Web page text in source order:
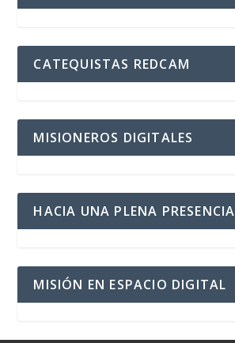
CATEQUISTAS REDCAM
MISIONEROS DIGITALES
HACIA UNA PLENA PRESENCIA
MISIÓN EN ESPACIO DIGITAL